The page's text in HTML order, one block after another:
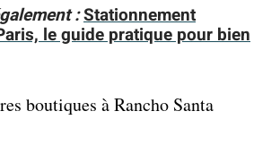
:Stationnement
le guide pratique pour bien
boutiques à Rancho Santa